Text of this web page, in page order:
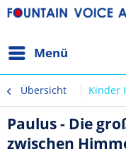
Menü
Übersicht Kinder
Paulus - Die
zwischen